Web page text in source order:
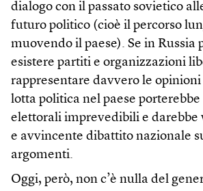
dialogo con il passato sovietico
futuro politico (cioè il percorso
muovendo il paese). Se in Russia
esistere partiti e organizzazioni
rappresentare davvero le
lotta politica nel paese
elettorali imprevedibili e darebbe
e avvincente dibattito nazionale
argomenti.
Oggi, però, non c’è nulla del